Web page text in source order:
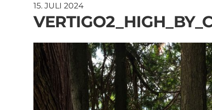
15. JULI 2024